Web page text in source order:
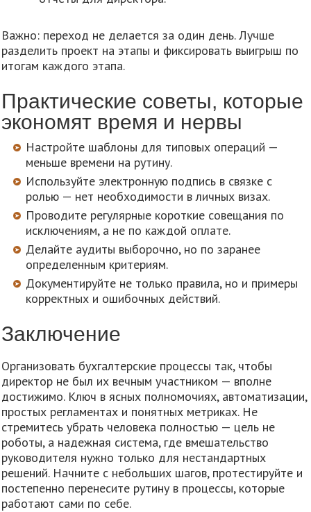
Важно: переход не делается за один день. Лучше
разделить проект на этапы и фиксировать выигрыш по
итогам каждого этапа.
Практические советы, которые
экономят время и нервы
Настройте шаблоны для типовых операций —
меньше времени на рутину.
Используйте электронную подпись в связке с
ролью — нет необходимости в личных визах.
Проводите регулярные короткие совещания по
исключениям, а не по каждой оплате.
Делайте аудиты выборочно, но по заранее
определенным критериям.
Документируйте не только правила, но и примеры
корректных и ошибочных действий.
Заключение
Организовать бухгалтерские процессы так, чтобы
директор не был их вечным участником — вполне
достижимо. Ключ в ясных полномочиях, автоматизации,
простых регламентах и понятных метриках. Не
стремитесь убрать человека полностью — цель не
роботы, а надежная система, где вмешательство
руководителя нужно только для нестандартных
решений. Начните с небольших шагов, протестируйте и
постепенно перенесите рутину в процессы, которые
работают сами по себе.